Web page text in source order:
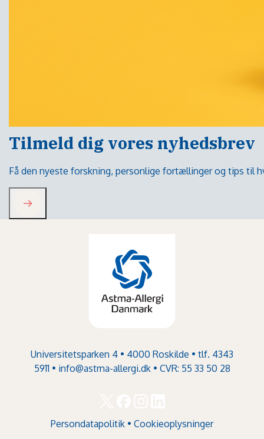
Tilmeld dig vores nyhedsbrev
Få den nyeste forskning, personlige fortællinger og tips til
Universitetsparken 4 • 4000 Roskilde • tlf. 4343
5911 • info@astma-allergi.dk• CVR: 55 33 50 28
Persondatapolitik • Cookieoplysninger